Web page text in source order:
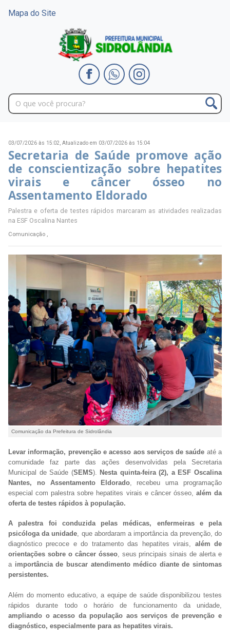
Mapa do Site
03/07/2026 às 15:02, Atualizado em 03/07/2026 às 15:04
Secretaria de Saúde promove ação
de conscientização sobre hepatites
virais e câncer ósseo no
Assentamento Eldorado
Palestra e oferta de testes rápidos marcaram as atividades realizadas
na ESF Oscalina Nantes
Comunicação ,
Comunicação da Prefeitura de Sidrolândia
Levar informação, prevenção e acesso aos serviços de saúde até a
comunidade faz parte das ações desenvolvidas pela Secretaria
Municipal de Saúde (SEMS). Nesta quinta-feira (2), a ESF Oscalina
Nantes, no Assentamento Eldorado, recebeu uma programação
especial com palestra sobre hepatites virais e câncer ósseo, além da
oferta de testes rápidos à população.
A palestra foi conduzida pelas médicas, enfermeiras e pela
psicóloga da unidade, que abordaram a importância da prevenção, do
diagnóstico precoce e do tratamento das hepatites virais, além de
orientações sobre o câncer ósseo, seus principais sinais de alerta e
aimportância de buscar atendimento médico diante de sintomas
persistentes.
Além do momento educativo, a equipe de saúde disponibilizou testes
rápidos durante todo o horário de funcionamento da unidade,
ampliando o acesso da população aos serviços de prevenção e
diagnóstico, especialmente para as hepatites virais.